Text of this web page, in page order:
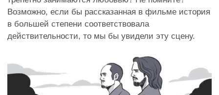
Возможно, если бы рассказанная в фильме история
в большей степени соответствовала
действительности, то мы бы увидели эту сцену.